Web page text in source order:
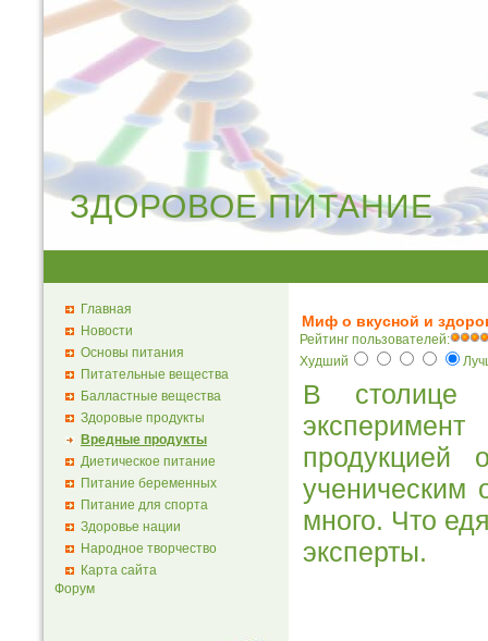
ЗДОРОВОЕ ПИТАНИЕ
Главная
Новости
Основы питания
Питательные вещества
Балластные вещества
Здоровые продукты
Вредные продукты
Диетическое питание
Питание беременных
Питание для спорта
Здоровье нации
Народное творчество
Карта сайта
Форум
Миф о вкусной и
Рейтинг пользователей:
Худший
В столице
продукцией
ученическим
много. Что
эксперты.